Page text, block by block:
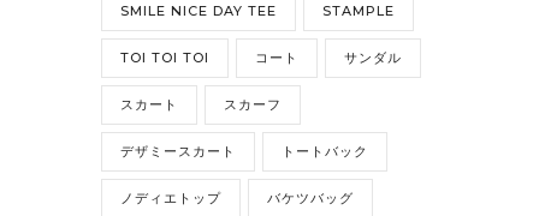
SMILE NICE DAY TEE STAMPLE
TOI TOI TOI コート サンダル
スカート スカーフ
デザミースカート トートバック
ノディエトップ バケツバッグ